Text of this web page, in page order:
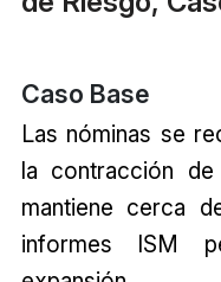
Caso Base
Las nóminas se
la contracción
mantiene cerca
informes ISM